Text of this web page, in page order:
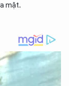
mặt.